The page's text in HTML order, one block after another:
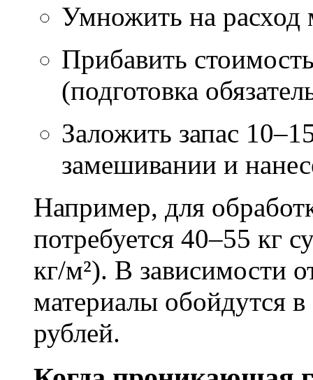
Умножить на расход
Прибавить
(подготовка
Заложить запас
замешивании и
Например, для
потребуется 40–55 кг
кг/м²). В зависимости
материалы обойдутся
рублей.